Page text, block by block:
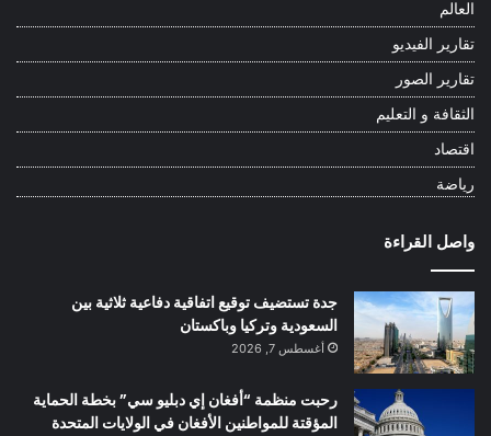
العالم
تقارير الفيديو
تقارير الصور
الثقافة و التعليم
اقتصاد
رياضة
واصل القراءة
جدة تستضيف توقيع اتفاقية دفاعية ثلاثية بين
السعودية وتركيا وباكستان
أغسطس 7, 2026
رحبت منظمة “أفغان إي دبليو سي” بخطة الحماية
المؤقتة للمواطنين الأفغان في الولايات المتحدة